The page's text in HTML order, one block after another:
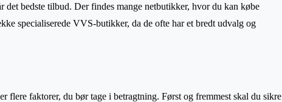
det bedste tilbud. Der findes mange netbutikker, hvor du kan købe
specialiserede VVS-butikker, da de ofte har et bredt udvalg og
flere faktorer, du bør tage i betragtning. Først og fremmest skal du sikre